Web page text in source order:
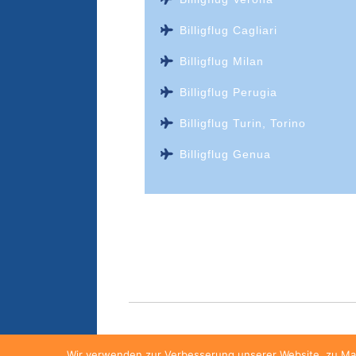
Billigflug Cagliari
Billigflug Milan
Billigflug Perugia
Billigflug Turin, Torino
Billigflug Genua
FAQ AGB